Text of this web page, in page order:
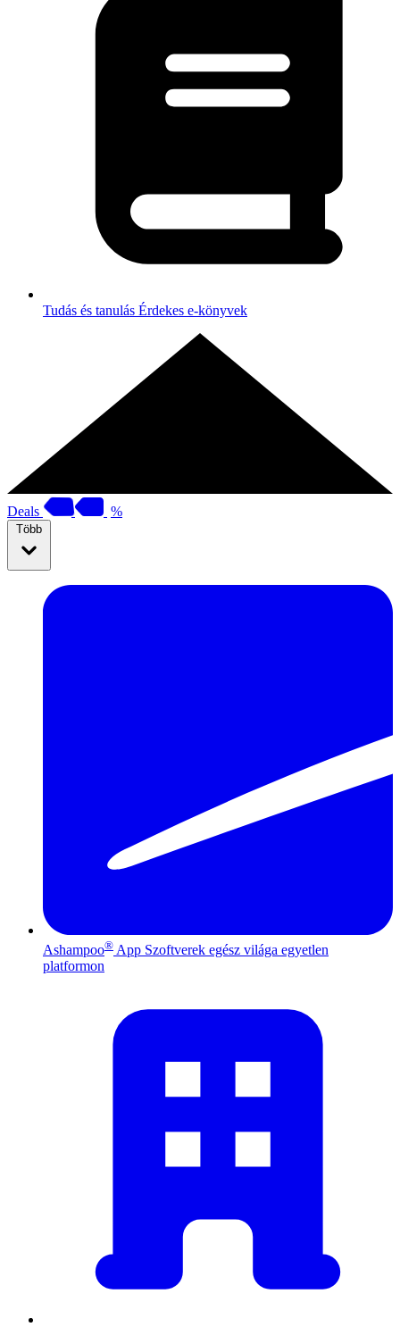
Tudás és tanulás Érdekes e-könyvek
Deals %
Több
Ashampoo® App Szoftverek egész világa egyetlen
platformon